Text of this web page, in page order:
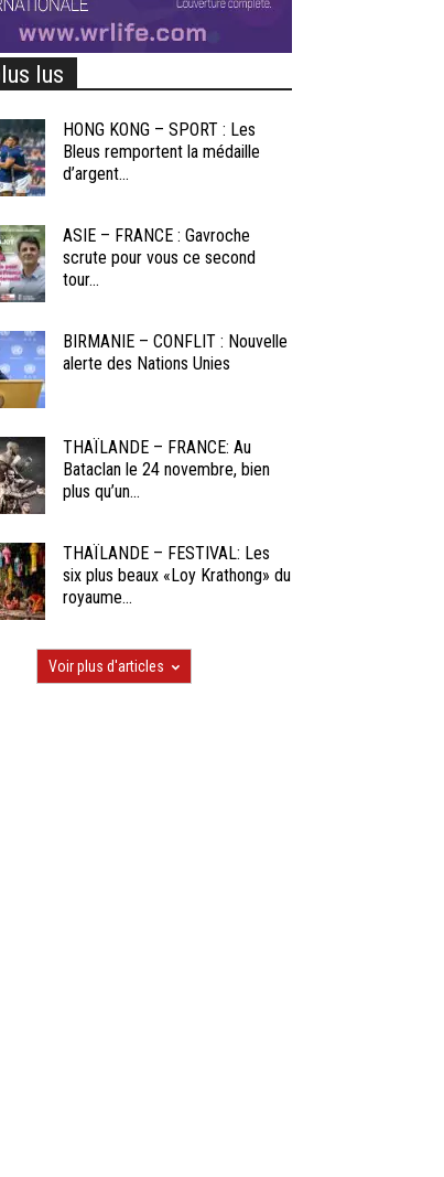
lus
HONG KONG – SPORT : Les
Bleus remportent la médaille
d’argent...
ASIE – FRANCE : Gavroche
scrute pour vous ce second
tour...
BIRMANIE – CONFLIT : Nouvelle
alerte des Nations Unies
THAÏLANDE – FRANCE: Au
Bataclan le 24 novembre, bien
plus qu’un...
THAÏLANDE – FESTIVAL: Les
six plus beaux «Loy Krathong» du
royaume...
Voir plus d'articles